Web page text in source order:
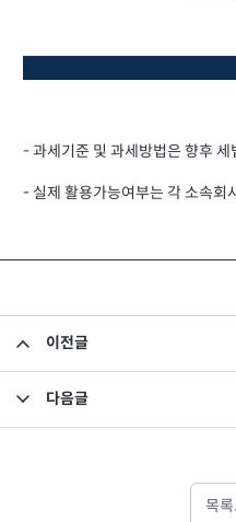
- 과세기준 및 과세방법은 향후
- 실제 활용가능여부는 각 소속회
이전글
다음글
목록